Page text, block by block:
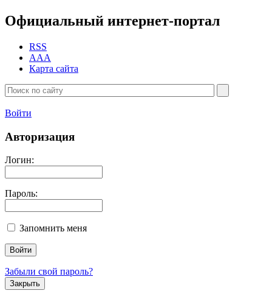
Официальный интернет-портал
RSS
AAA
Карта сайта
Войти
Авторизация
Логин:
Пароль:
Запомнить меня
Забыли свой пароль?
Закрыть